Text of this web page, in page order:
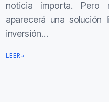
noticia importa. Pero
aparecerá una solución
inversión…
LEER→